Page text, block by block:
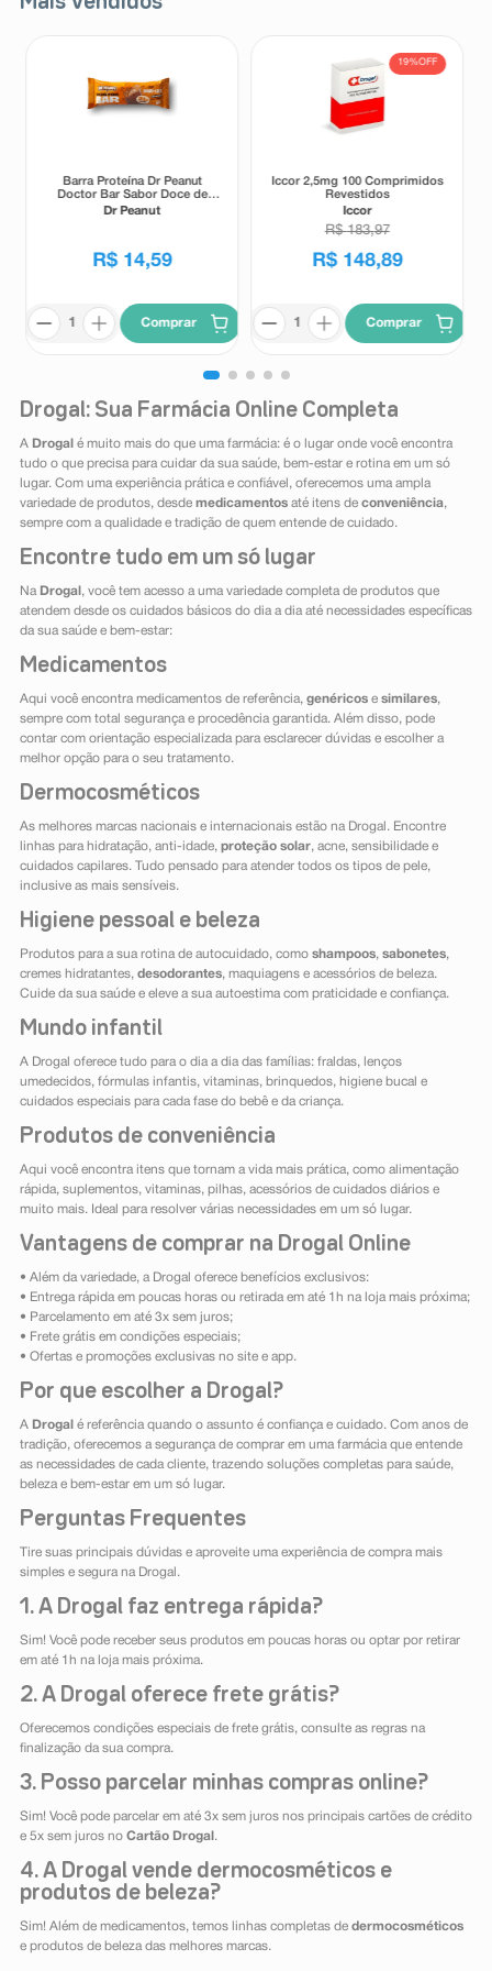
Barra Proteína Dr Peanut
Doctor Bar Sabor Doce de
Leite 62g
Dr Peanut
R$ 14,59
Comprar
19%OFF
Iccor 2,5mg 100 Comprimidos
Revestidos
Iccor
R$ 183,97
R$ 148,89
Comprar
Drogal: Sua Farmácia Online Completa
A Drogal é muito mais do que uma farmácia: é o lugar onde você encontra
tudo o que precisa para cuidar da sua saúde, bem-estar e rotina em um só
lugar. Com uma experiência prática e confiável, oferecemos uma ampla
variedade de produtos, desde medicamentosaté itens de conveniência,
sempre com a qualidade e tradição de quem entende de cuidado.
Encontre tudo em um só lugar
Na Drogal , você tem acesso a uma variedade completa de produtos que
atendem desde os cuidados básicos do dia a dia até necessidades específicas
da sua saúde e bem-estar:
Medicamentos
Aqui você encontra medicamentos de referência, genéricose similares,
sempre com total segurança e procedência garantida. Além disso, pode
contar com orientação especializada para esclarecer dúvidas e escolher a
melhor opção para o seu tratamento.
Dermocosméticos
As melhores marcas nacionais e internacionais estão na Drogal. Encontre
linhas para hidratação, anti-idade, proteção solar, acne, sensibilidade e
cuidados capilares. Tudo pensado para atender todos os tipos de pele,
inclusive as mais sensíveis.
Higiene pessoal e beleza
Produtos para a sua rotina de autocuidado, como shampoos, sabonetes,
cremes hidratantes, desodorantes, maquiagens e acessórios de beleza.
Cuide da sua saúde e eleve a sua autoestima com praticidade e confiança.
Mundo infantil
A Drogal oferece tudo para o dia a dia das famílias: fraldas, lenços
umedecidos, fórmulas infantis, vitaminas, brinquedos, higiene bucal e
cuidados especiais para cada fase do bebê e da criança.
Produtos de conveniência
Aqui você encontra itens que tornam a vida mais prática, como alimentação
rápida, suplementos, vitaminas, pilhas, acessórios de cuidados diários e
muito mais. Ideal para resolver várias necessidades em um só lugar.
Vantagens de comprar na Drogal Online
• Além da variedade, a Drogal oferece benefícios exclusivos:
• Entrega rápida em poucas horas ou retirada em até 1h na loja mais próxima;
• Parcelamento em até 3x sem juros;
• Frete grátis em condições especiais;
• Ofertas e promoções exclusivas no site e app.
Por que escolher a Drogal?
A Drogal é referência quando o assunto é confiança e cuidado. Com anos de
tradição, oferecemos a segurança de comprar em uma farmácia que entende
as necessidades de cada cliente, trazendo soluções completas para saúde,
beleza e bem-estar em um só lugar.
Perguntas Frequentes
Tire suas principais dúvidas e aproveite uma experiência de compra mais
simples e segura na Drogal.
1. A Drogal faz entrega rápida?
Sim! Você pode receber seus produtos em poucas horas ou optar por retirar
em até 1h na loja mais próxima.
2. A Drogal oferece frete grátis?
Oferecemos condições especiais de frete grátis, consulte as regras na
finalização da sua compra.
3. Posso parcelar minhas compras online?
Sim! Você pode parcelar em até 3x sem juros nos principais cartões de crédito
e 5x sem juros no Cartão Drogal .
4. A Drogal vende dermocosméticos e
produtos de beleza?
Sim! Além de medicamentos, temos linhas completas de dermocosméticos
e produtos de beleza das melhores marcas.